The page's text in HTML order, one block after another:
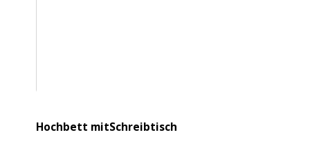
Hochbett mitSchreibtisch